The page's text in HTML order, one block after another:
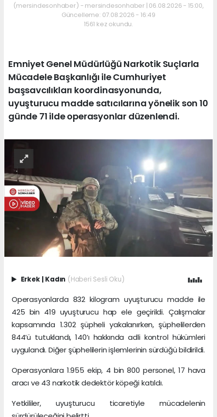
(mersindesonhaber) - mersindesonhaber | 06.08.2026 - 15:00,
Güncelleme: 07.08.2026 - 16:49
1561 kez okundu.
Emniyet Genel Müdürlüğü Narkotik Suçlarla
Mücadele Başkanlığı ile Cumhuriyet
başsavcılıkları koordinasyonunda,
uyuşturucu madde satıcılarına yönelik son 10
günde 71 ilde operasyonlar düzenlendi.
Erkek | Kadın (Haberi Sesli Oku)
Operasyonlarda 832 kilogram uyuşturucu madde ile
425 bin 419 uyuşturucu hap ele geçirildi. Çalışmalar
kapsamında 1.302 şüpheli yakalanırken, şüphelilerden
844’ü tutuklandı, 140’ı hakkında adli kontrol hükümleri
uygulandı. Diğer şüphelilerin işlemlerinin sürdüğü bildirildi.
Operasyonlara 1.955 ekip, 4 bin 800 personel, 17 hava
aracı ve 43 narkotik dedektör köpeği katıldı.
Yetkililer, uyuşturucu ticaretiyle mücadelenin